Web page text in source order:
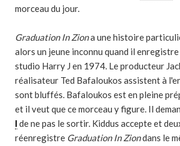
morceau du jour.
Graduation In Ziona une histoire
alors un jeune inconnu quand il
studio Harry J en 1974. Le producteur
réalisateur Ted Bafaloukos assistent à
sont bluffés. Bafaloukos est en pleine
et il veut que ce morceau y figure. Il
I de ne pas le sortir. Kiddus accepte et
réenregistre Graduation In Ziondans le